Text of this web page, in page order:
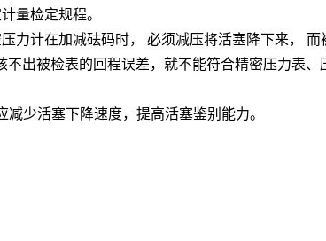
量检定规程。
力计在加减砝码时， 必须减压将活塞降下来， 而
出被检表的回程误差，就不能符合精密压力表、
少活塞下降速度，提高活塞鉴别能力。